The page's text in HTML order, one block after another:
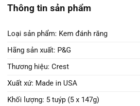
Thông tin sản phẩm
Loại sản phẩm: Kem đánh răng
Hãng sản xuất: P&G
Thương hiệu: Crest
Xuất xứ: Made in USA
Khối lượng: 5 tuýp (5 x 147g)